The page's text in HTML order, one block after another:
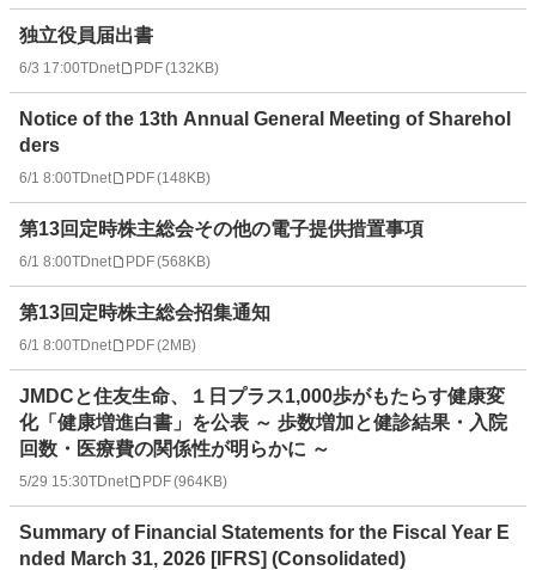
独立役員届出書
6/3 17:00TDnet PDF(132KB)
Notice of the 13th Annual General Meeting of Sharehol
ders
6/1 8:00TDnet PDF(148KB)
第13回定時株主総会その他の電子提供措置事項
6/1 8:00TDnet PDF(568KB)
第13回定時株主総会招集通知
6/1 8:00TDnet PDF(2MB)
JMDCと住友生命、１日プラス1,000歩がもたらす健康変
化「健康増進白書」を公表 ～ 歩数増加と健診結果・入院
回数・医療費の関係性が明らかに ～
5/29 15:30TDnet PDF(964KB)
Summary of Financial Statements for the Fiscal Year E
nded March 31, 2026 [IFRS] (Consolidated)